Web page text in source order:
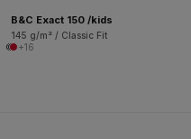
B&C Exact 150 /kids
145 g/m² / Classic Fit
+16